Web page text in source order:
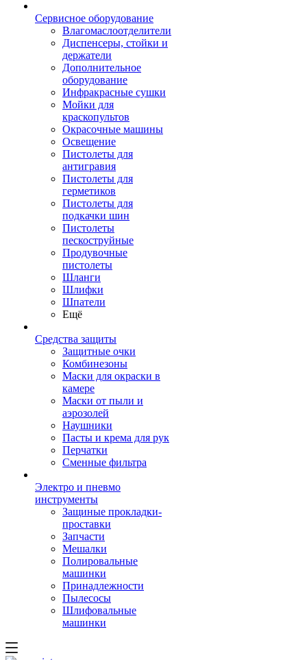
Сервисное оборудование
Влагомаслоотделители
Диспенсеры, стойки и
держатели
Дополнительное
оборудование
Инфракрасные сушки
Мойки для
краскопультов
Окрасочные машины
Освещение
Пистолеты для
антигравия
Пистолеты для
герметиков
Пистолеты для
подкачки шин
Пистолеты
пескоструйные
Продувочные
пистолеты
Шланги
Шлифки
Шпатели
Ещё
Средства защиты
Защитные очки
Комбинезоны
Маски для окраски в
камере
Маски от пыли и
аэрозолей
Наушники
Пасты и крема для рук
Перчатки
Сменные фильтра
Электро и пневмо
инструменты
Защиные прокладки-
проставки
Запчасти
Мешалки
Полировальные
машинки
Принадлежности
Пылесосы
Шлифовальные
машинки